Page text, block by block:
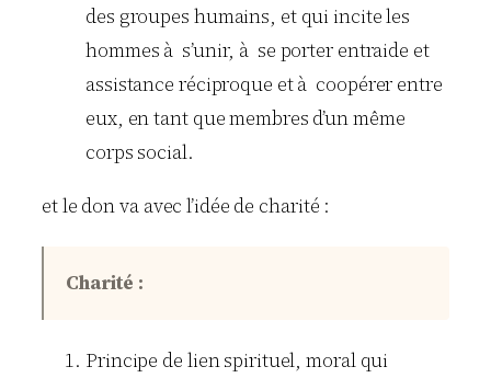
des groupes humains, et qui incite les
hommes à s’unir, à se porter entraide et
assistance réciproque et à coopérer entre
eux, en tant que membres d’un même
corps social.
et le don va avec l’idée de charité :
Charité :
Principe de lien spirituel, moral qui